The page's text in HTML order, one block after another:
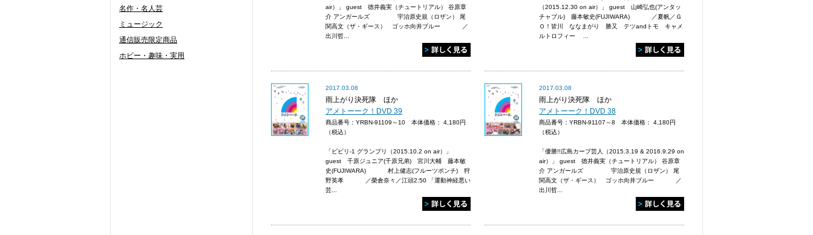
名作・名人芸
ミュージック
通信販売限定商品
ホビー・趣味・実用
air）」 guest 徳井義実（チュートリアル） 谷原章
介 アンガールズ 宇治原史規（ロザン） 尾
関高文（ザ・ギース） ゴッホ向井ブルー ／
出川哲...
（2015.12.30 on air）」 guest 山崎弘也(アンタッ
チャブル) 藤本敏史(FUJIWARA) ／夏帆／Ｇ
Ｏ！皆川 ななまがり 勝又 テツandトモ キャメ
ルトロフィー ...
2017.03.08
雨上がり決死隊 ほか
アメトーーク！DVD 39
商品番号：YRBN-91109～10 本体価格： 4,180円
（税込）
「ビビリ-1 グランプリ（2015.10.2 on air）」
guest 千原ジュニア(千原兄弟) 宮川大輔 藤本敏
史(FUJIWARA) 村上健志(フルーツポンチ) 狩
野英孝 ／榮倉奈々／江頭2:50 「運動神経悪い
芸...
2017.03.08
雨上がり決死隊 ほか
アメトーーク！DVD 38
商品番号：YRBN-91107～8 本体価格： 4,180円
（税込）
「優勝!!広島カープ芸人（2015.3.19 & 2016.9.29 on
air）」 guest 徳井義実（チュートリアル） 谷原章
介 アンガールズ 宇治原史規（ロザン） 尾
関高文（ザ・ギース） ゴッホ向井ブルー ／
出川哲...